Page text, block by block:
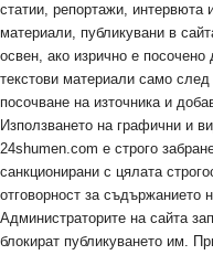
статии, репортажи, интервюта
материали, публикувани в
освен, ако изрично е
текстови материали само
посочване на източника и
Използването на графични и
24shumen.com е строго
санкционирани с цялата
отговорност за съдържанието
Администраторите на сайта
блокират публикуването им.